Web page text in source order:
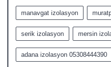
manavgat izolasyon
serik izolasyon mersin
adana izolasyon 05308444390